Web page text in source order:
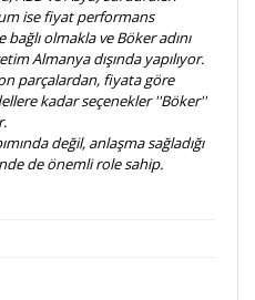
ise fiyat performans
olmakla ve Böker adını
Almanya dışında yapılıyor.
parçalardan, fiyata göre
kadar seçenekler ''Böker''
değil, anlaşma sağladığı
de önemli role sahip.